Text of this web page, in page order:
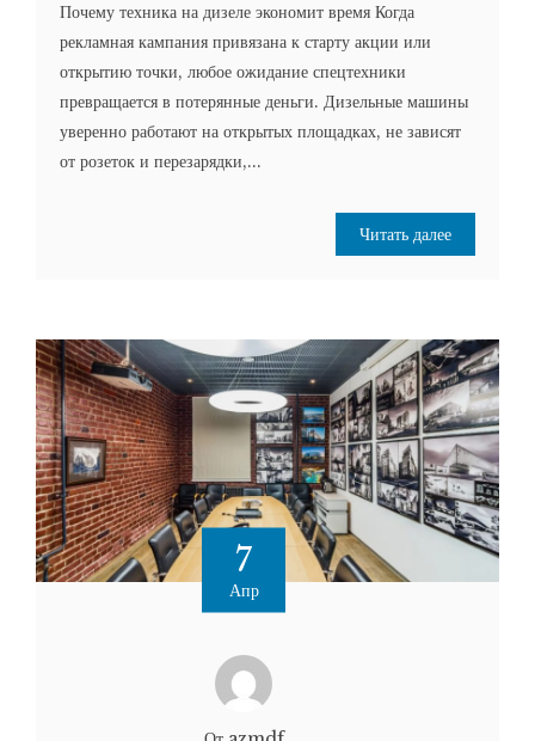
Почему техника на дизеле экономит время Когда
рекламная кампания привязана к старту акции или
открытию точки, любое ожидание спецтехники
превращается в потерянные деньги. Дизельные машины
уверенно работают на открытых площадках, не зависят
от розеток и перезарядки,...
Читать далее
7
Апр